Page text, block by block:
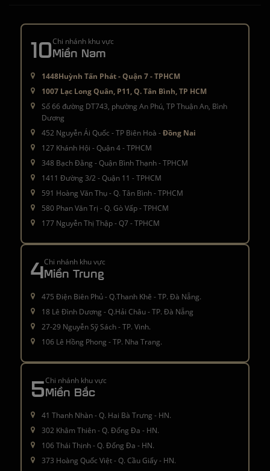
10Chi nhánh khu vực
Miền Nam
1448Huỳnh Tấn Phát - Quận 7 - TPHCM
1007 Lạc Long Quân, P11, Q. Tân Bình, TP HCM
Số 66 đường DT743, phường An Phú, TP Thuận An, Bình
Dương
452 Nguyễn Ái Quốc - TP Biên Hoà -Đồng Nai
127 Khánh Hội - Quận 4 - TPHCM
348 Bạch Đằng - Quận Bình Thạnh - TPHCM
1411 Đường 3/2 - Quận 11 - TPHCM
591 Hoàng Văn Thụ - Q. Tân Bình - TPHCM
580 Phan Văn Trị - Q. Gò Vấp - TPHCM
177 Nguyễn Thị Thập - Q7 - TPHCM
4Chi nhánh khu vực
Miền Trung
475 Điện Biên Phủ - Q.Thanh Khê - TP. Đà Nẵng.
18 Lê Đình Dương - Q.Hải Châu - TP. Đà Nẵng
27-29 Nguyễn Sỹ Sách - TP. Vinh.
106 Lê Hồng Phong - TP. Nha Trang.
5Chi nhánh khu vực
Miền Bắc
41 Thanh Nhàn - Q. Hai Bà Trưng - HN.
302 Khâm Thiên - Q. Đống Đa - HN.
106 Thái Thịnh - Q. Đống Đa - HN.
373 Hoàng Quốc Việt - Q. Cầu Giấy - HN.